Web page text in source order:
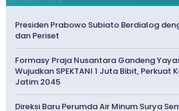
Presiden Prabowo Subiato Berdialog
dan Periset
Formasy Praja Nusantara Gandeng
Wujudkan SPEKTANI 1 Juta Bibit, Perkuat
Jatim 2045
Direksi Baru Perumda Air Minum Surya